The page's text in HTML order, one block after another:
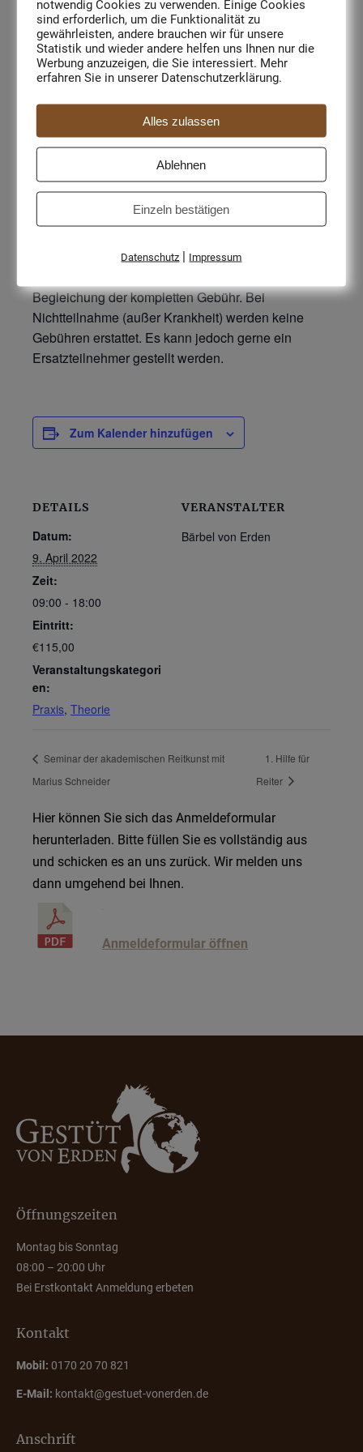
Kosten/Person
Min. 6, max. 8 Teilnehmer:
115,00 € inkl. Seminargetränke
Zuschauer
45,00 € inkl. Theorie und Seminarpauschale
Begleichung der kompletten Gebühr. Bei
Nichtteilnahme (außer Krankheit) werden keine
Gebühren erstattet. Es kann jedoch gerne ein
Ersatzteilnehmer gestellt werden.
Zum Kalender hinzufügen
DETAILS
Datum:
9. April 2022
Zeit:
09:00 - 18:00
Eintritt:
€115,00
Veranstaltungskategori
en:
Praxis, Theorie
VERANSTALTER
Bärbel von Erden
Seminar der akademischen Reitkunst mit
Marius Schneider
1. Hilfe für
Reiter
Hier können Sie sich das Anmeldeformular
herunterladen. Bitte füllen Sie es vollständig aus
und schicken es an uns zurück. Wir melden uns
dann umgehend bei Ihnen.
Anmeldeformular öffnen
Öffnungszeiten
Montag bis Sonntag
08:00 – 20:00 Uhr
Bei Erstkontakt Anmeldung erbeten
Kontakt
Mobil: 0170 20 70 821
E-Mail: kontakt@gestuet-vonerden.de
Anschrift
notwendig Cookies zu verwenden. Einige Cookies
sind erforderlich, um die Funktionalität zu
gewährleisten, andere brauchen wir für unsere
Statistik und wieder andere helfen uns Ihnen nur die
Werbung anzuzeigen, die Sie interessiert. Mehr
erfahren Sie in unserer Datenschutzerklärung.
Alles zulassen
Ablehnen
Einzeln bestätigen
Datenschutz | Impressum